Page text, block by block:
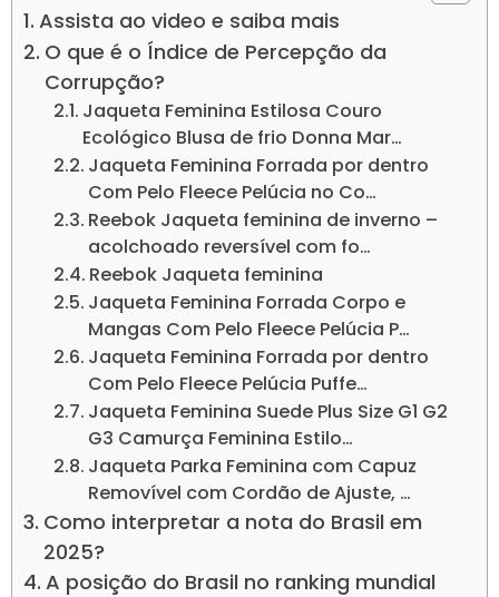
Assista ao video e saiba mais
O que é o Índice de Percepção da
Corrupção?
Jaqueta Feminina Estilosa Couro
Ecológico Blusa de frio Donna Mar…
Jaqueta Feminina Forrada por dentro
Com Pelo Fleece Pelúcia no Co…
Reebok Jaqueta feminina de inverno –
acolchoado reversível com fo…
Reebok Jaqueta feminina
Jaqueta Feminina Forrada Corpo e
Mangas Com Pelo Fleece Pelúcia P…
Jaqueta Feminina Forrada por dentro
Com Pelo Fleece Pelúcia Puffe…
Jaqueta Feminina Suede Plus Size G1 G2
G3 Camurça Feminina Estilo…
Jaqueta Parka Feminina com Capuz
Removível com Cordão de Ajuste, …
Como interpretar a nota do Brasil em
2025?
A posição do Brasil no ranking mundial